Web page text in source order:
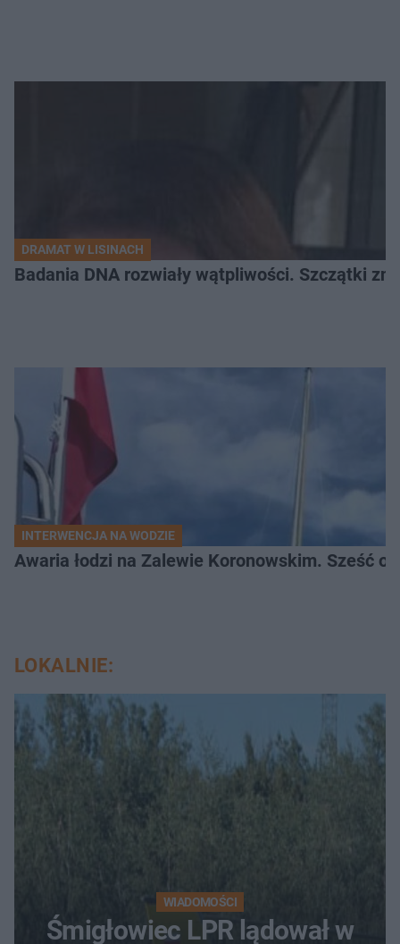
DRAMAT W LISINACH
Badania DNA rozwiały wątpliwości. Szczątki
INTERWENCJA NA WODZIE
Awaria łodzi na Zalewie Koronowskim. Sześć
LOKALNIE:
WIADOMOŚCI
Śmigłowiec LPR lądował w